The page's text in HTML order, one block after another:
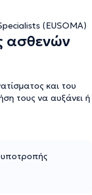
(EUSOMA)
ασθενών
και του
τους να αυξάνει ή
υποτροπής